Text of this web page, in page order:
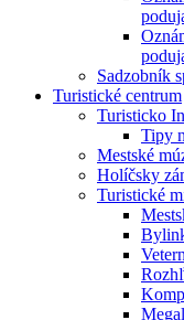
Sadzobník
Turistické centrum
Turisticko
Tipy
Mestské
Holíčsky
Turistické